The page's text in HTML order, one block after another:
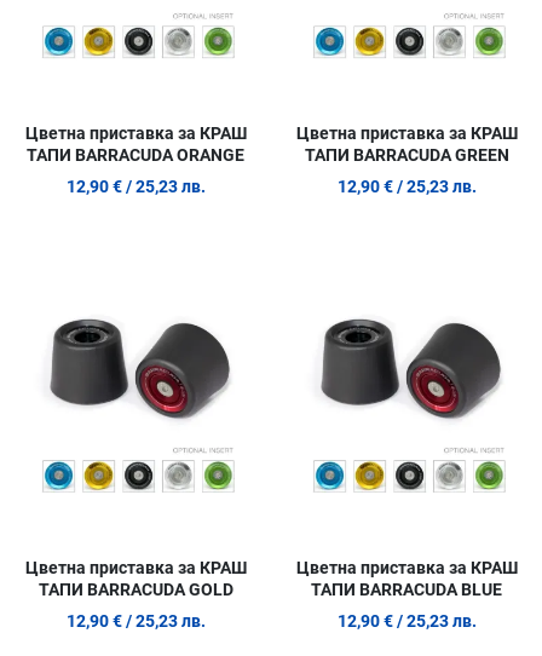
Цветна приставка за КРАШ
ТАПИ BARRACUDA ORANGE
12,90 € / 25,23 лв.
Цветна приставка за КРАШ
ТАПИ BARRACUDA GREEN
12,90 € / 25,23 лв.
Сравни продукт
Quick View
Цветна приставка за КРАШ
ТАПИ BARRACUDA GOLD
12,90 € / 25,23 лв.
Цветна приставка за КРАШ
ТАПИ BARRACUDA BLUE
12,90 € / 25,23 лв.